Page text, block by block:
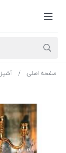
صفحه اصلی